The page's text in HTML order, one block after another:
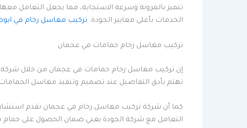
تتميز بالمرونة وسرعة الاستجابة، مما يجعل التعامل
الخدمات بأعلى معايير الجودة. تركيب مغاسل رخام في
تركيب مغاسل رخام حمامات في عجمان
إن تركيب مغاسل رخام حمامات في عجمان من خلال شركة
تهتم بأدق التفاصيل عند تصميم وتنفيذ مغاسل
كما أن شركة تركيب مغاسل رخام في عجمان تقدم
التعامل مع شركة الجودة يعني ضمان الحصول على